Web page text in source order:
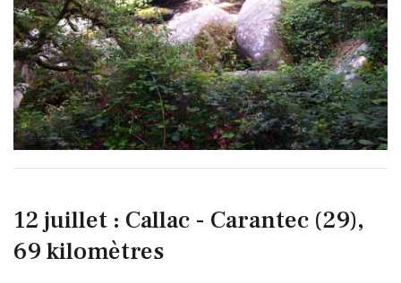
12 juillet : Callac - Carantec (29),
69 kilomètres